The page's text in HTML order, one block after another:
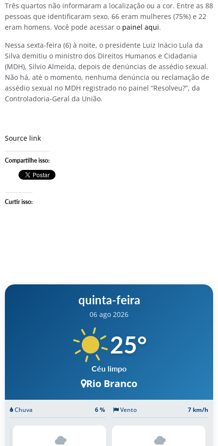
Três quartos não informaram a localização ou a cor. Entre as 88
pessoas que identificaram sexo, 66 eram mulheres (75%) e 22
eram homens. Você pode acessar o painel aqui.
Nessa sexta-feira (6) à noite, o presidente Luiz Inácio Lula da
Silva demitiu o ministro dos Direitos Humanos e Cidadania
(MDH), Silvio Almeida, depois de denúncias de assédio sexual.
Não há, até o momento, nenhuma denúncia ou reclamação de
assédio sexual no MDH registrado no painel “Resolveu?”, da
Controladoria-Geral da União.
Source link
Compartilhe isso:
Curtir isso:
quinta-feira
06 ago 2026
25°
Céu limpo
Rio Branco
Chuva 6 % Vento 7 km/h